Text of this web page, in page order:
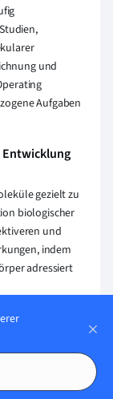
und
Aufgaben
Entwicklung
gezielt zu
biologischer
und
indem
adressiert
molekularen
Zustände und
analysiert, was